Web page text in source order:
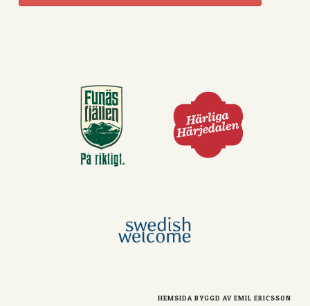
HEMSIDA BYGGD AVEMIL ERICSSON